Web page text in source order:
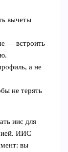
вычеты
— встроить
а не
не терять
иис для
ИИС
вы